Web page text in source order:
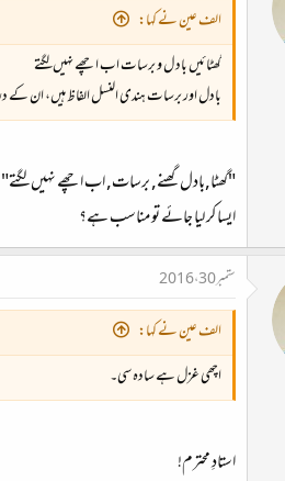
الف عین نے کہا:
گھٹائیں باد ل و برسات اب اچھے نہیں لگتے
بادل اور برسات ہندی النسل الفاظ ہیں، ان
"گھٹا,بادل گھنے, برسات, اب اچھے نہیں لگتے"
ایسا کر لیا جائے تو مناسب ہے؟
ستمبر 30، 2016
الف عین نے کہا:
اچھی غزل ہے سادہ سی۔
استادِ محترم!